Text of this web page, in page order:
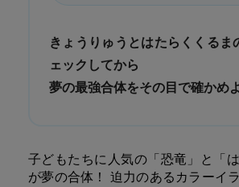
きょうりゅうとはたらくくるま
ェックしてから
夢の最強合体をその目で確かめ
子どもたちに人気の「恐竜」と「
が夢の合体！ 迫力のあるカラーイ